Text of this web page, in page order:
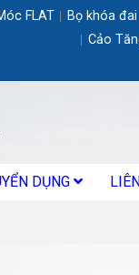
FLAT Bọ khóa đai
Cảo
DỤNG